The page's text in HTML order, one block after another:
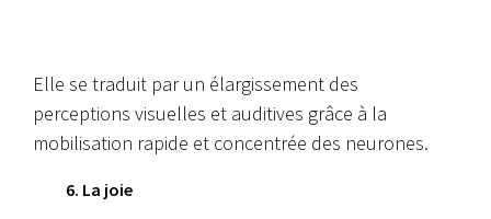
Elle se traduit par un élargissement des
perceptions visuelles et auditives grâce à la
mobilisation rapide et concentrée des neurones.
6. La joie